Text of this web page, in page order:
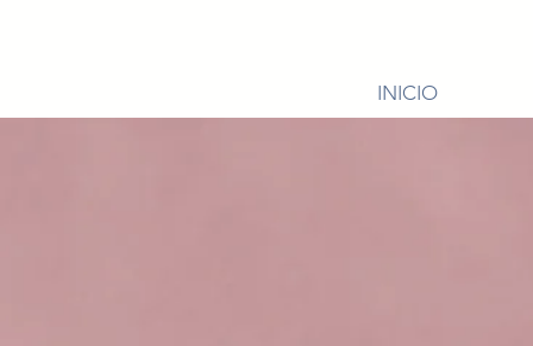
INICIO